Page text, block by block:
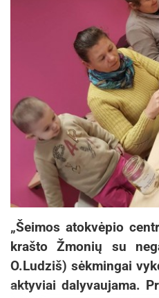
„Šeimos atokvėpio
krašto Žmonių su
O.Ludziš) sėkmingai
aktyviai dalyvaujama.